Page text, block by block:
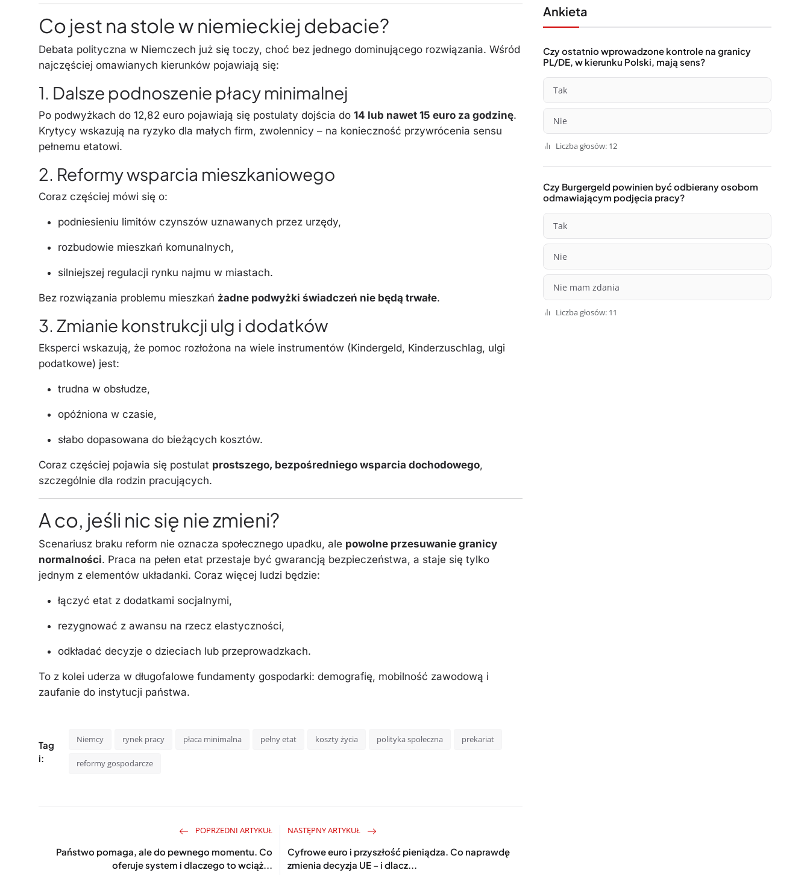
Co jest na stole w niemieckiej debacie?
Debata polityczna w Niemczech już się toczy, choć bez jednego dominującego rozwiązania. Wśród
najczęściej omawianych kierunków pojawiają się:
1. Dalsze podnoszenie płacy minimalnej
Po podwyżkach do 12,82 euro pojawiają się postulaty dojścia do 14 lub nawet 15 euro za godzinę.
Krytycy wskazują na ryzyko dla małych firm, zwolennicy – na konieczność przywrócenia sensu
pełnemu etatowi.
2. Reformy wsparcia mieszkaniowego
Coraz częściej mówi się o:
podniesieniu limitów czynszów uznawanych przez urzędy,
rozbudowie mieszkań komunalnych,
silniejszej regulacji rynku najmu w miastach.
Bez rozwiązania problemu mieszkań żadne podwyżki świadczeń nie będą trwałe.
3. Zmianie konstrukcji ulg i dodatków
Eksperci wskazują, że pomoc rozłożona na wiele instrumentów (Kindergeld, Kinderzuschlag, ulgi
podatkowe) jest:
trudna w obsłudze,
opóźniona w czasie,
słabo dopasowana do bieżących kosztów.
Coraz częściej pojawia się postulat prostszego, bezpośredniego wsparcia dochodowego,
szczególnie dla rodzin pracujących.
A co, jeśli nic się nie zmieni?
Scenariusz braku reform nie oznacza społecznego upadku, ale powolne przesuwanie granicy
normalności. Praca na pełen etat przestaje być gwarancją bezpieczeństwa, a staje się tylko
jednym z elementów układanki. Coraz więcej ludzi będzie:
łączyć etat z dodatkami socjalnymi,
rezygnować z awansu na rzecz elastyczności,
odkładać decyzje o dzieciach lub przeprowadzkach.
To z kolei uderza w długofalowe fundamenty gospodarki: demografię, mobilność zawodową i
zaufanie do instytucji państwa.
Tag
i:
Niemcy rynek pracy płaca minimalna pełny etat koszty życia polityka społeczna prekariat
reformy gospodarcze
POPRZEDNI ARTYKUŁ
Państwo pomaga, ale do pewnego momentu. Co
oferuje system i dlaczego to wciąż...
NASTĘPNY ARTYKUŁ
Cyfrowe euro i przyszłość pieniądza. Co naprawdę
zmienia decyzja UE – i dlacz...
Ankieta
Czy ostatnio wprowadzone kontrole na granicy
PL/DE, w kierunku Polski, mają sens?
Tak
Nie
Liczba głosów: 12
Czy Burgergeld powinien być odbierany osobom
odmawiającym podjęcia pracy?
Tak
Nie
Nie mam zdania
Liczba głosów: 11